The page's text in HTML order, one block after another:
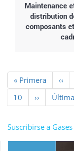
Maintenance
distribution
composants
Paginación
Primera
página
« Primera ‹‹
Page
10
Siguiente
página
››
Última
página
Suscribirse a